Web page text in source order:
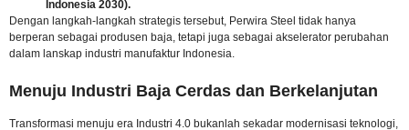
Indonesia 2030).
Dengan langkah-langkah strategis tersebut, Perwira Steel tidak hanya
berperan sebagai produsen baja, tetapi juga sebagai akselerator perubahan
dalam lanskap industri manufaktur Indonesia.
Menuju Industri Baja Cerdas dan Berkelanjutan
Transformasi menuju era Industri 4.0 bukanlah sekadar modernisasi teknologi,